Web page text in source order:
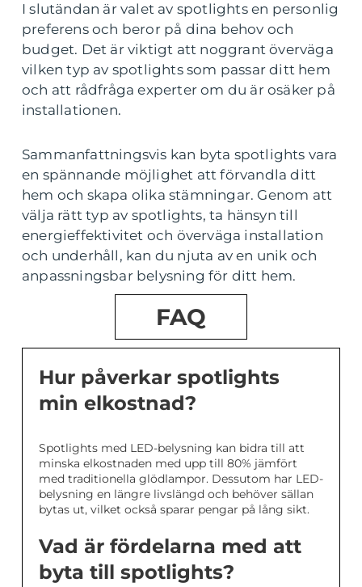
I slutändan är valet av spotlights en personlig
preferens och beror på dina behov och
budget. Det är viktigt att noggrant överväga
vilken typ av spotlights som passar ditt hem
och att rådfråga experter om du är osäker på
installationen.
Sammanfattningsvis kan byta spotlights vara
en spännande möjlighet att förvandla ditt
hem och skapa olika stämningar. Genom att
välja rätt typ av spotlights, ta hänsyn till
energieffektivitet och överväga installation
och underhåll, kan du njuta av en unik och
anpassningsbar belysning för ditt hem.
FAQ
Hur påverkar spotlights
min elkostnad?
Spotlights med LED-belysning kan bidra till att
minska elkostnaden med upp till 80% jämfört
med traditionella glödlampor. Dessutom har LED-
belysning en längre livslängd och behöver sällan
bytas ut, vilket också sparar pengar på lång sikt.
Vad är fördelarna med att
byta till spotlights?